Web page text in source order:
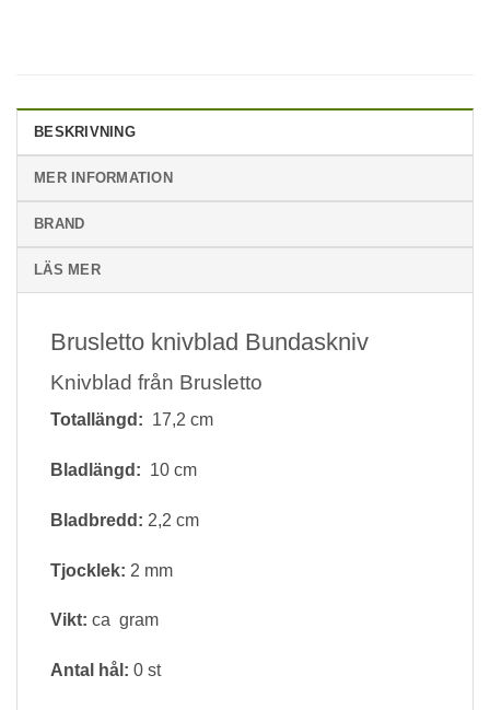
BESKRIVNING
MER INFORMATION
BRAND
LÄS MER
Brusletto knivblad Bundaskniv
Knivblad från Brusletto
Totallängd: 17,2 cm
Bladlängd: 10 cm
Bladbredd: 2,2 cm
Tjocklek: 2 mm
Vikt: ca gram
Antal hål: 0 st